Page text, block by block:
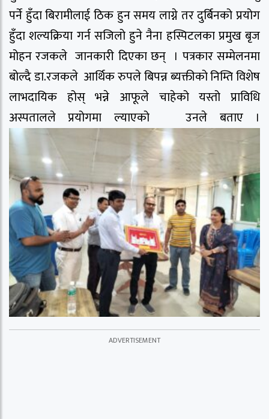
पर्ने हुँदा बिरामीलाई ठिक हुन समय लाग्ने तर दुर्बिनको प्रयोग
हुँदा शल्यक्रिया गर्न सजिलो हुने नैना हस्पिटलका प्रमुख बृज
मोहन रजकले जानकारी दिएका छन् । पत्रकार सम्मेलनमा
बोल्दै डा.रजकले आर्थिक रुपले बिपन्न ब्यक्तीको निम्ति विशेष
लाभदायिक होस् भन्ने आफूले चाहेको यस्तो प्राविधि
अस्पतालले प्रयोगमा ल्याएको उनले बताए ।